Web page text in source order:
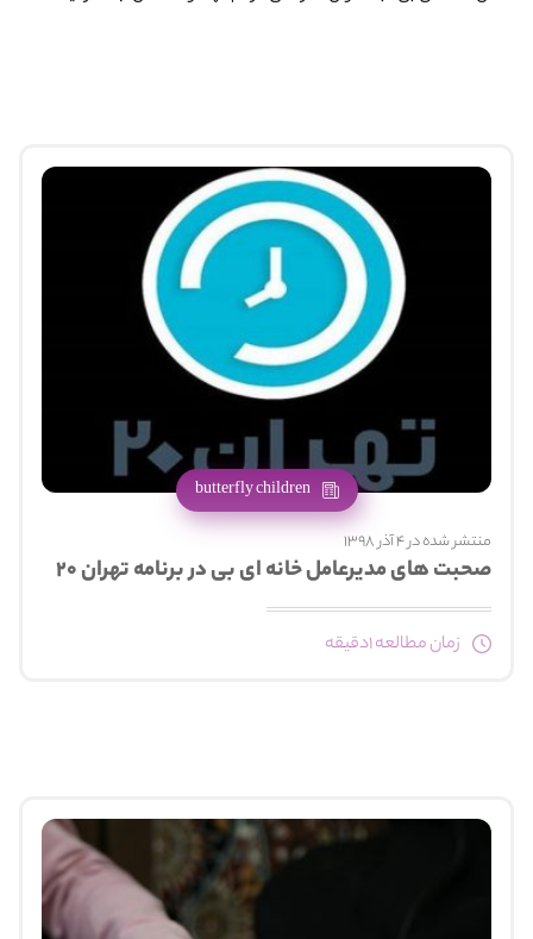
butterfly children
منتشر شده در 4 آذر 1398
صحبت های مدیرعامل خانه ای بی در برنامه تهران ۲۰
زمان مطالعه 1دقیقه